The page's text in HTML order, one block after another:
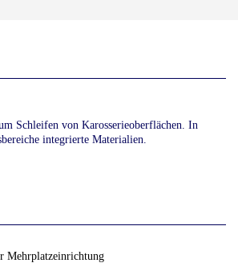
Schleifen von Karosserieoberflächen. In
integrierte Materialien.
Mehrplatzeinrichtung